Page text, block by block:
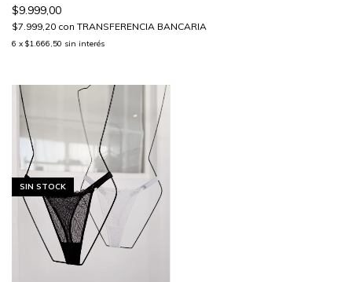
$9.999,00
$7.999,20 con TRANSFERENCIA BANCARIA
6 x $1.666,50 sin interés
SIN STOCK